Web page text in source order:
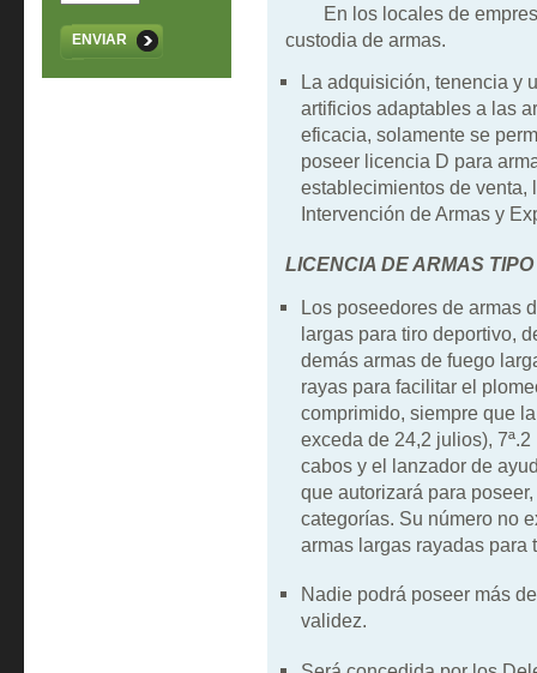
ENVIAR
En los locales de
custodia de armas.
La adquisición, tenencia y
artificios adaptables a las
eficacia, solamente se
poseer licencia D para
establecimientos de venta,
Intervención de Armas y
LICENCIA DE ARMAS
Los poseedores de armas
largas para tiro deportivo,
demás armas de fuego
rayas para facilitar el
comprimido, siempre que
exceda de 24,2 julios),
cabos y el lanzador de
que autorizará para
categorías. Su número no
armas largas rayadas para
Nadie podrá poseer más
validez.